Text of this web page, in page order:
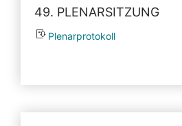
49. PLENARSITZUNG
Plenarprotokoll